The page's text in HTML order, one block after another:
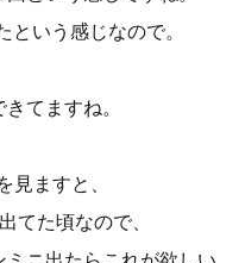
いう感じなので。
てますね。
ますと、
てた頃なので、